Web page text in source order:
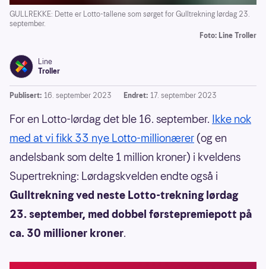
GULLREKKE: Dette er Lotto-tallene som sørget for Gulltrekning lørdag 23.
september.
Foto: Line Troller
Line
Troller
Publisert: 16. september 2023 Endret: 17. september 2023
For en Lotto-lørdag det ble 16. september. Ikke nok
med at vi fikk 33 nye Lotto-millionærer (og en
andelsbank som delte 1 million kroner) i kveldens
Supertrekning: Lørdagskvelden endte også i
Gulltrekning ved neste Lotto-trekning lørdag
23. september, med dobbel førstepremiepott på
ca. 30 millioner kroner.